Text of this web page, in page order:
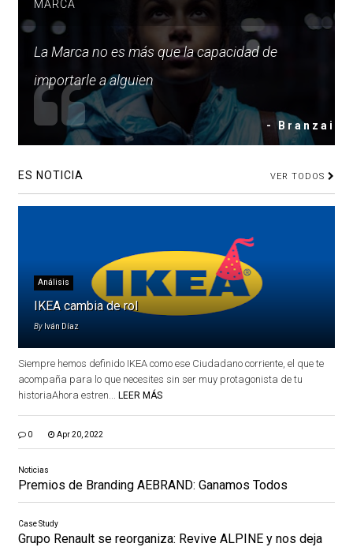
MARCA
La Marca no es más que la capacidad de
importarle a alguien
- Branzai
ES NOTICIA VER TODOS
Análisis
IKEA cambia de rol
By Iván Díaz
Siempre hemos definido IKEA como ese Ciudadano corriente, el que te
acompaña para lo que necesites sin ser muy protagonista de tu
historiaAhora estren...
LEER MÁS
0 Apr 20, 2022
Noticias
Premios de Branding AEBRAND: Ganamos Todos
Case Study
Grupo Renault se reorganiza: Revive ALPINE y nos deja